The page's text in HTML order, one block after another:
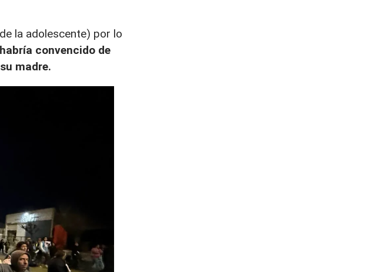
la adolescente) por lo
convencido de
madre.